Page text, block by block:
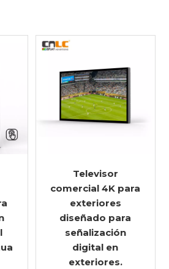
Televisor
comercial 4K para
exteriores
diseñado para
señalización
digital en
exteriores.